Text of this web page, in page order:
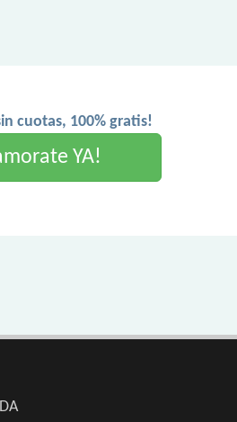
cuotas, 100% gratis!
YA!